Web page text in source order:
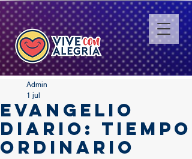
EVANGELIO
DIARIO: TIEMPO
ORDINARIO
Admin
1 jul